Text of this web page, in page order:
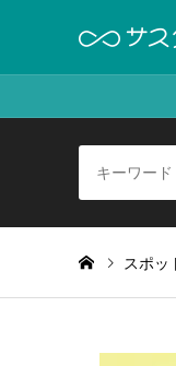
スポッ